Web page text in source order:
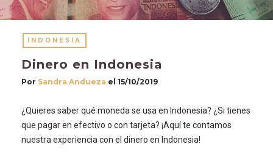
INDONESIA
Dinero en Indonesia
Por Sandra Andueza el 15/10/2019
¿Quieres saber qué moneda se usa en Indonesia? ¿Si tienes
que pagar en efectivo o con tarjeta? ¡Aquí te contamos
nuestra experiencia con el dinero en Indonesia!